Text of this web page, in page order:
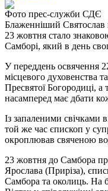
Фото прес-служби СДЄ
Блаженніший Святослав
23 жовтня стало
Самборі, який в день
У переддень освячення
місцевого духовенства
Пресвятої Богородиці,
насамперед має дбати
Із запаленими свічками
той же час єпископ у
окроплював свяченою
23 жовтня до Самбора
Ярослава (Приріза),
Самбора та околиць. На